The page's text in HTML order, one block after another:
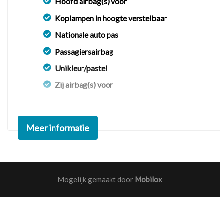
Koplampen in hoogte verstelbaar
Nationale auto pas
Passagiersairbag
Unikleur/pastel
Zij airbag(s) voor
Meer informatie
Mogelijk gemaakt door Mobilox